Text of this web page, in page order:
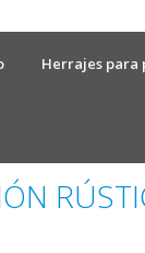
Herrajes para